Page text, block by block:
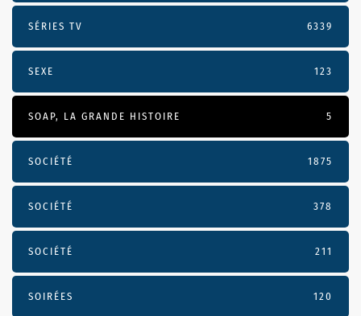
SÉRIES TV 6339
SEXE 123
SOAP, LA GRANDE HISTOIRE 5
SOCIÉTÉ 1875
SOCIÉTÉ 378
SOCIÉTÉ 211
SOIRÉES 120